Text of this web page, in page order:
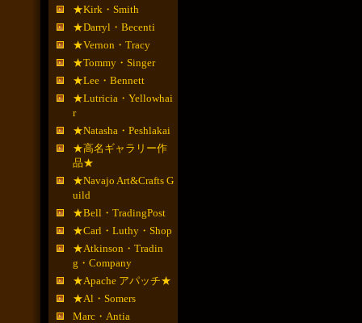
★Kirk・Smith
★Darryl・Becenti
★Vernon・Tracy
★Tommy・Singer
★Lee・Bennett
★Lutricia・Yellowhai
r
★Natasha・Peshlakai
★高名ギャラリー作
品★
★Navajo Art&Crafts G
uild
★Bell・TradingPost
★Carl・Luthy・Shop
★Atkinson・Tradin
g・Company
★Apache アパッチ★
★Al・Somers
Marc・Antia